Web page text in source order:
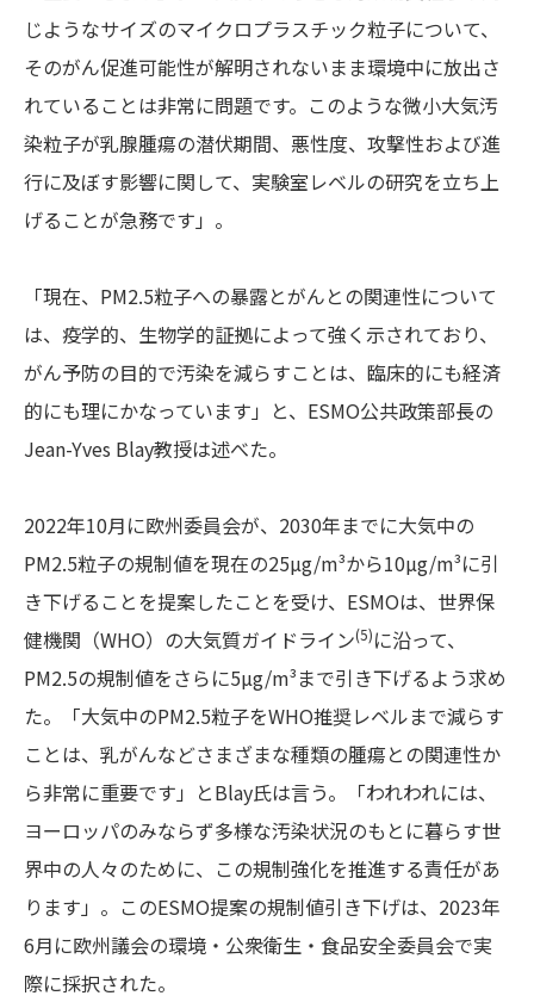
じようなサイズのマイクロプラスチック粒子について、
そのがん促進可能性が解明されないまま環境中に放出さ
れていることは非常に問題です。このような微小大気汚
染粒子が乳腺腫瘍の潜伏期間、悪性度、攻撃性および進
行に及ぼす影響に関して、実験室レベルの研究を立ち上
げることが急務です」。
「現在、PM2.5粒子への暴露とがんとの関連性について
は、疫学的、生物学的証拠によって強く示されており、
がん予防の目的で汚染を減らすことは、臨床的にも経済
的にも理にかなっています」と、ESMO公共政策部長の
Jean-Yves Blay教授は述べた。
2022年10月に欧州委員会が、2030年までに大気中の
PM2.5粒子の規制値を現在の25µg/m³から10µg/m³に引
き下げることを提案したことを受け、ESMOは、世界保
健機関（WHO）の大気質ガイドライン(5)に沿って、
PM2.5の規制値をさらに5µg/m³まで引き下げるよう求め
た。「大気中のPM2.5粒子をWHO推奨レベルまで減らす
ことは、乳がんなどさまざまな種類の腫瘍との関連性か
ら非常に重要です」とBlay氏は言う。「われわれには、
ヨーロッパのみならず多様な汚染状況のもとに暮らす世
界中の人々のために、この規制強化を推進する責任があ
ります」。このESMO提案の規制値引き下げは、2023年
6月に欧州議会の環境・公衆衛生・食品安全委員会で実
際に採択された。